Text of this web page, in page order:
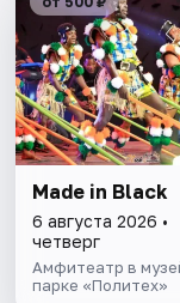
Made in Black
6 августа 2026 •
четверг
Амфитеатр в
парке «Политех»